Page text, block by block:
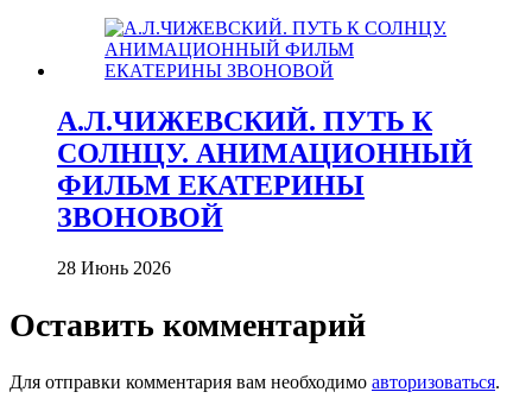
А.Л.ЧИЖЕВСКИЙ. ПУТЬ К
СОЛНЦУ. АНИМАЦИОННЫЙ
ФИЛЬМ ЕКАТЕРИНЫ
ЗВОНОВОЙ
28 Июнь 2026
Оставить комментарий
Для отправки комментария вам необходимо авторизоваться.